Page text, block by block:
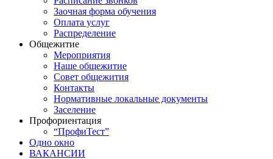
Заочная форма обучения
Оплата услуг
Распределение
Общежитие
Мероприятия
Наше общежитие
Совет общежития
Контакты
Нормативные локальные документы
Заселение
Профориентация
“ПрофиТест”
Одно окно
ВАКАНСИИ